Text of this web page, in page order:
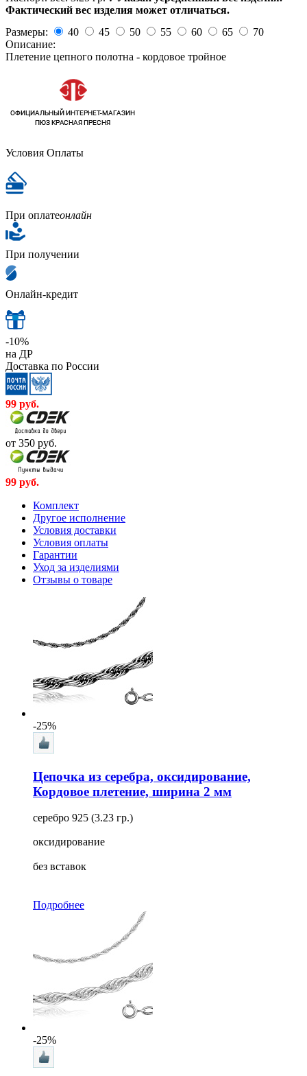
Фактический вес изделия может отличаться.
Размеры:
40 45 50 55 60 65
70
Описание:
Плетение цепного полотна - кордовое тройное
Условия Оплаты
При оплатеонлайн
При получении
Онлайн-кредит
-10%
на ДР
Доставка по России
99 руб.
от 350 руб.
99 руб.
Комплект
Другое исполнение
Условия доставки
Условия оплаты
Гарантии
Уход за изделиями
Отзывы о товаре
-25%
Цепочка из серебра, оксидирование,
Кордовое плетение, ширина 2 мм
серебро 925 (3.23 гр.)
оксидирование
без вставок
Подробнее
-25%